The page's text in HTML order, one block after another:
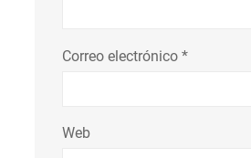
Correo electrónico *
Web